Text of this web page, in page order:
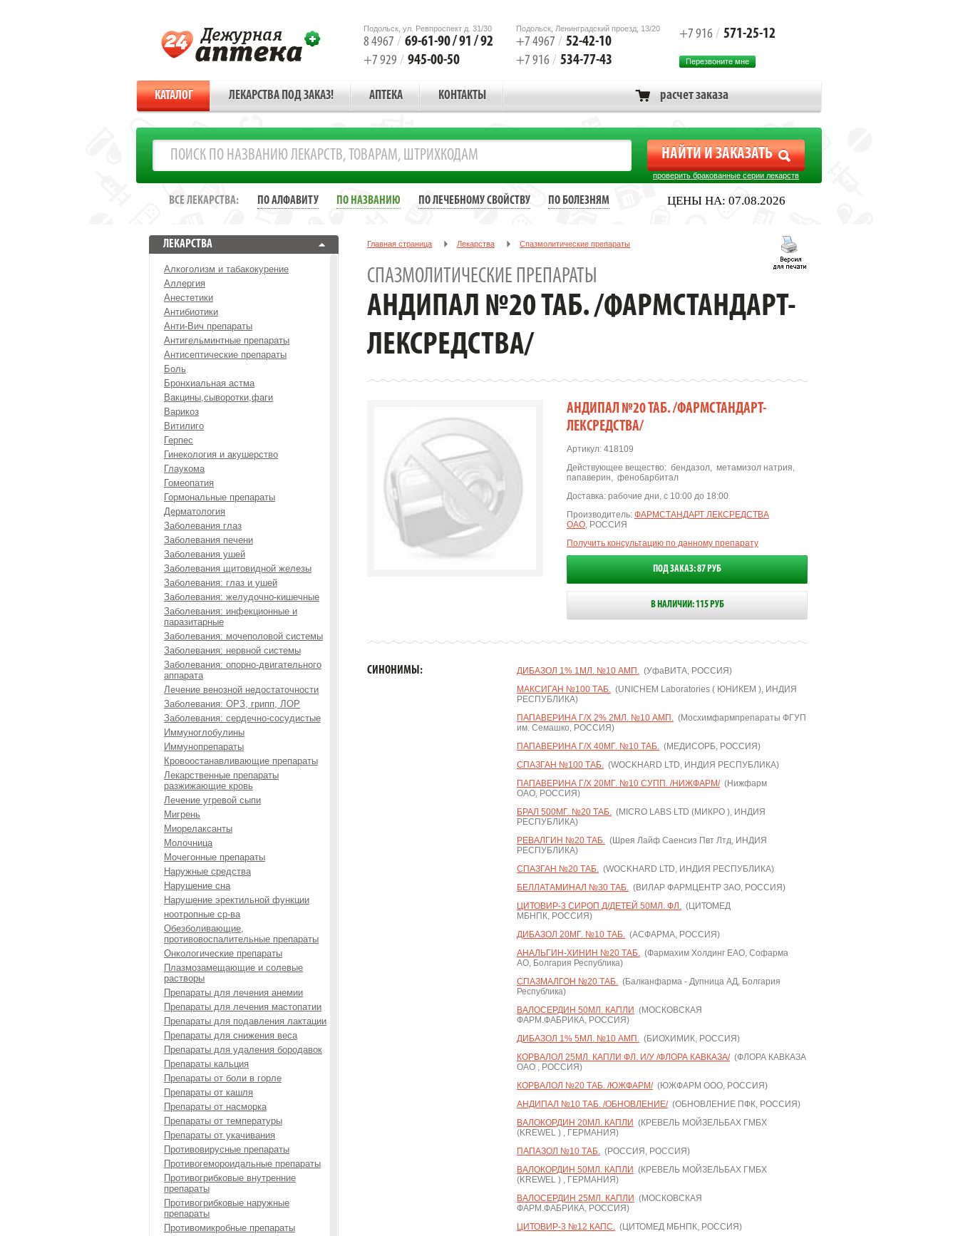
Подольск, ул. Ревпроспект д. 31/30
8 4967 / 69-61-90 / 91 / 92
+7 929 / 945-00-50
Подольск, Ленинградский проезд, 13/20
+7 4967 / 52-42-10
+7 916 / 534-77-43
+7 916 / 571-25-12
Перезвоните мне
КАТАЛОГ ЛЕКАРСТВА ПОД ЗАКАЗ! АПТЕКА КОНТАКТЫ расчет заказа
проверить бракованные серии лекарств
ЦЕНЫ НА: 07.08.2026
ВСЕ ЛЕКАРСТВА: ПО АЛФАВИТУ ПО НАЗВАНИЮ ПО ЛЕЧЕБНОМУ СВОЙСТВУ ПО БОЛЕЗНЯМ
ЛЕКАРСТВА
Алкоголизм и табакокурение
Аллергия
Анестетики
Антибиотики
Анти-Вич препараты
Антигельминтные препараты
Антисептические препараты
Боль
Бронхиальная астма
Вакцины,сыворотки,фаги
Варикоз
Витилиго
Герпес
Гинекология и акушерство
Глаукома
Гомеопатия
Гормональные препараты
Дерматология
Заболевания глаз
Заболевания печени
Заболевания ушей
Заболевания щитовидной железы
Заболевания: глаз и ушей
Заболевания: желудочно-кишечные
Заболевания: инфекционные и
паразитарные
Заболевания: мочеполовой системы
Заболевания: нервной системы
Заболевания: опорно-двигательного
аппарата
Лечение венозной недостаточности
Заболевания: ОРЗ, грипп, ЛОР
Заболевания: сердечно-сосудистые
Иммуноглобулины
Иммунопрепараты
Кровоостанавливающие препараты
Лекарственные препараты
разжижающие кровь
Лечение угревой сыпи
Мигрень
Миорелаксанты
Молочница
Мочегонные препараты
Наружные средства
Нарушение сна
Нарушение эректильной функции
ноотропные ср-ва
Обезболивающие,
противовоспалительные препараты
Онкологические препараты
Плазмозамещающие и солевые
растворы
Препараты для лечения анемии
Препараты для лечения мастопатии
Препараты для подавления лактации
Препараты для снижения веса
Препараты для удаления бородавок
Препараты кальция
Препараты от боли в горле
Препараты от кашля
Препараты от насморка
Препараты от температуры
Препараты от укачивания
Противовирусные препараты
Противогемороидальные препараты
Противогрибковые внутренние
препараты
Противогрибковые наружные
препараты
Противомикробные препараты
Главная страница Лекарства Спазмолитические препараты
СПАЗМОЛИТИЧЕСКИЕ ПРЕПАРАТЫ
АНДИПАЛ №20 ТАБ. /ФАРМСТАНДАРТ-
ЛЕКСРЕДСТВА/
АНДИПАЛ №20 ТАБ. /ФАРМСТАНДАРТ-
ЛЕКСРЕДСТВА/
Артикул: 418109
Действующее вещество: бендазол, метамизол натрия,
папаверин, фенобарбитал
Доставка: рабочие дни, с 10:00 до 18:00
Производитель: ФАРМСТАНДАРТ ЛЕКСРЕДСТВА
ОАО, РОССИЯ
Получить консультацию по данному препарату
ПОД ЗАКАЗ: 87 РУБ
В НАЛИЧИИ: 115 РУБ
СИНОНИМЫ: ДИБАЗОЛ 1% 1МЛ. №10 АМП. (УфаВИТА, РОССИЯ)
МАКСИГАН №100 ТАБ. (UNICHEM Laboratories ( ЮНИКЕМ ), ИНДИЯ
РЕСПУБЛИКА)
ПАПАВЕРИНА Г/Х 2% 2МЛ. №10 АМП. (Мосхимфармпрепараты ФГУП
им. Семашко, РОССИЯ)
ПАПАВЕРИНА Г/Х 40МГ. №10 ТАБ. (МЕДИСОРБ, РОССИЯ)
СПАЗГАН №100 ТАБ. (WOCKHARD LTD, ИНДИЯ РЕСПУБЛИКА)
ПАПАВЕРИНА Г/Х 20МГ. №10 СУПП. /НИЖФАРМ/(Нижфарм
ОАО, РОССИЯ)
БРАЛ 500МГ. №20 ТАБ. (MICRO LABS LTD (МИКРО ), ИНДИЯ
РЕСПУБЛИКА)
РЕВАЛГИН №20 ТАБ. (Шрея Лайф Саенсиз Пвт Лтд, ИНДИЯ
РЕСПУБЛИКА)
СПАЗГАН №20 ТАБ. (WOCKHARD LTD, ИНДИЯ РЕСПУБЛИКА)
БЕЛЛАТАМИНАЛ №30 ТАБ. (ВИЛАР ФАРМЦЕНТР ЗАО, РОССИЯ)
ЦИТОВИР-3 СИРОП Д/ДЕТЕЙ 50МЛ. ФЛ. (ЦИТОМЕД
МБНПК, РОССИЯ)
ДИБАЗОЛ 20МГ. №10 ТАБ. (АСФАРМА, РОССИЯ)
АНАЛЬГИН-ХИНИН №20 ТАБ. (Фармахим Холдинг ЕАО, Софарма
АО, Болгария Республика)
СПАЗМАЛГОН №20 ТАБ. (Балканфарма - Дупница АД, Болгария
Республика)
ВАЛОСЕРДИН 50МЛ. КАПЛИ (МОСКОВСКАЯ
ФАРМ.ФАБРИКА, РОССИЯ)
ДИБАЗОЛ 1% 5МЛ. №10 АМП. (БИОХИМИК, РОССИЯ)
КОРВАЛОЛ 25МЛ. КАПЛИ ФЛ. И/У /ФЛОРА КАВКАЗА/(ФЛОРА КАВКАЗА
ОАО , РОССИЯ)
КОРВАЛОЛ №20 ТАБ. /ЮЖФАРМ/(ЮЖФАРМ ООО, РОССИЯ)
АНДИПАЛ №10 ТАБ. /ОБНОВЛЕНИЕ/(ОБНОВЛЕНИЕ ПФК, РОССИЯ)
ВАЛОКОРДИН 20МЛ. КАПЛИ (КРЕВЕЛЬ МОЙЗЕЛЬБАХ ГМБХ
(KREWEL ) , ГЕРМАНИЯ)
ПАПАЗОЛ №10 ТАБ. (РОССИЯ, РОССИЯ)
ВАЛОКОРДИН 50МЛ. КАПЛИ (КРЕВЕЛЬ МОЙЗЕЛЬБАХ ГМБХ
(KREWEL ) , ГЕРМАНИЯ)
ВАЛОСЕРДИН 25МЛ. КАПЛИ (МОСКОВСКАЯ
ФАРМ.ФАБРИКА, РОССИЯ)
ЦИТОВИР-3 №12 КАПС. (ЦИТОМЕД МБНПК, РОССИЯ)